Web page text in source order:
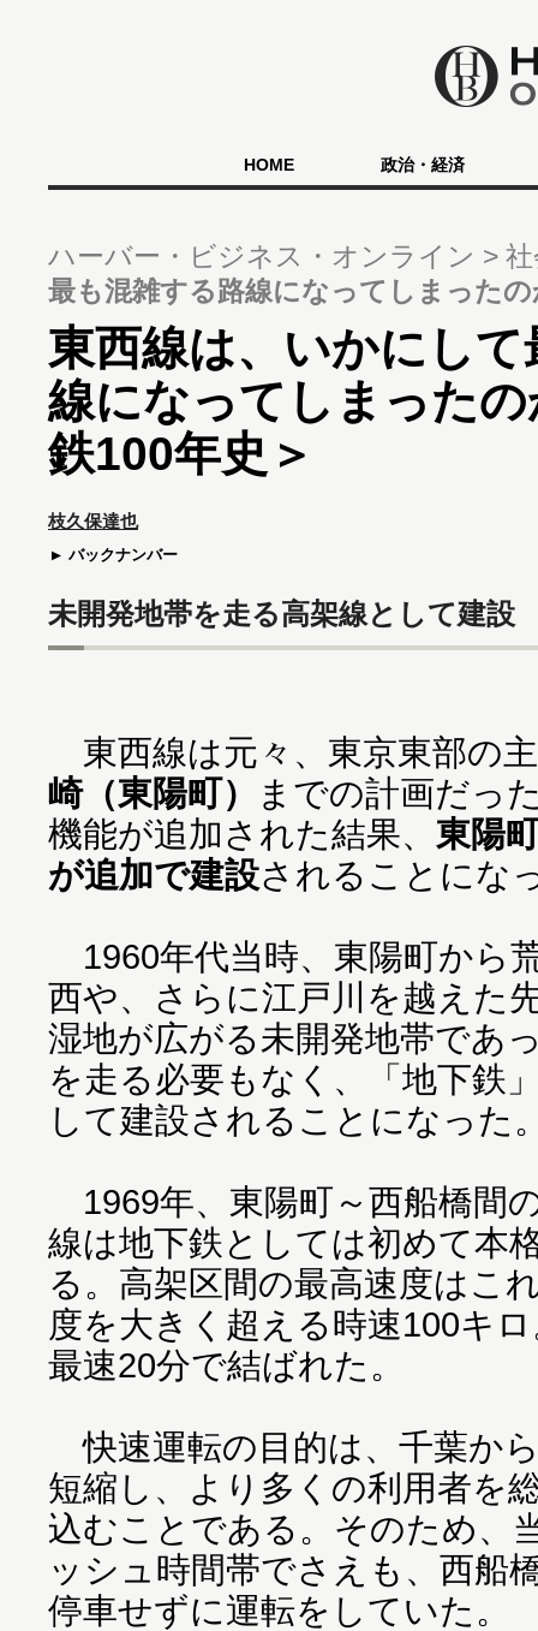
HOME 政治・経済
ハーバー・ビジネス・オンライン
最も混雑する路線になってしまった
東西線は、いかにし
線になってしまった
鉄100年史＞
枝久保達也
バックナンバー
未開発地帯を走る高架線として建設
東西線は元々、東京東部の
崎（東陽町）
までの計画だっ
機能が追加された結果、 東陽
が追加で建設されることにな
1960年代当時、東陽町から
西や、さらに江戸川を越えた
湿地が広がる未開発地帯であ
を走る必要もなく、「地下鉄
して建設されることになった
1969年、東陽町～西船橋間
線は地下鉄としては初めて本
る。高架区間の最高速度はこ
度を大きく超える時速100キ
最速20分で結ばれた。
快速運転の目的は、千葉か
短縮し、より多くの利用者を
込むことである。そのため、
ッシュ時間帯でさえも、西船
停車せずに運転をしていた。